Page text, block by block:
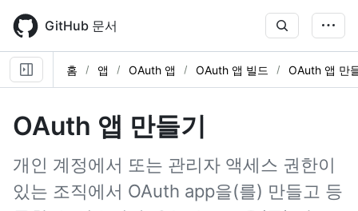
main
content
GitHub 문서
홈 앱 OAuth 앱 OAuth 앱 빌드 OAuth 앱 만
OAuth 앱 만들기
개인 계정에서 또는 관리자 액세스 권한이
있는 조직에서 OAuth app을(를) 만들고 등